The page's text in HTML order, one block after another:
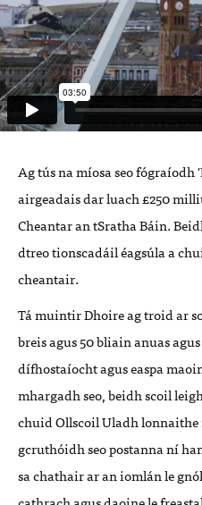
Ag tús na míosa seo
airgeadais dar luach £250
Cheantar an tSratha Báin.
dtreo tionscadáil éagsúla a
cheantair.
Tá muintir Dhoire ag troid ar
breis agus 50 bliain anuas
dífhostaíocht agus easpa
mhargadh seo, beidh scoil
chuid Ollscoil Uladh
gcruthóidh seo postanna ní
sa chathair ar an iomlán le